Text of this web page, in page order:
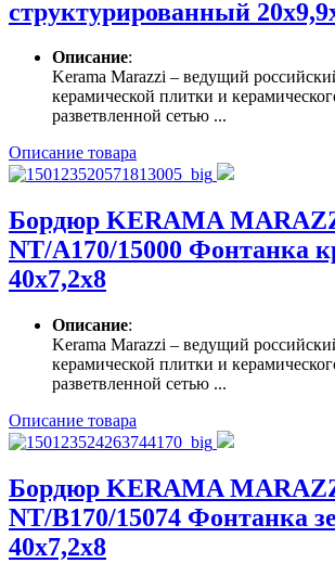
структурированный
Описание:
Kerama Marazzi – ведущий
керамической плитки и
разветвленной сетью ...
Описание товара
Бордюр KERAMA
NT/A170/15000 Фонтанка
40х7,2х8
Описание:
Kerama Marazzi – ведущий
керамической плитки и
разветвленной сетью ...
Описание товара
Бордюр KERAMA
NT/B170/15074 Фонтанка
40х7,2х8